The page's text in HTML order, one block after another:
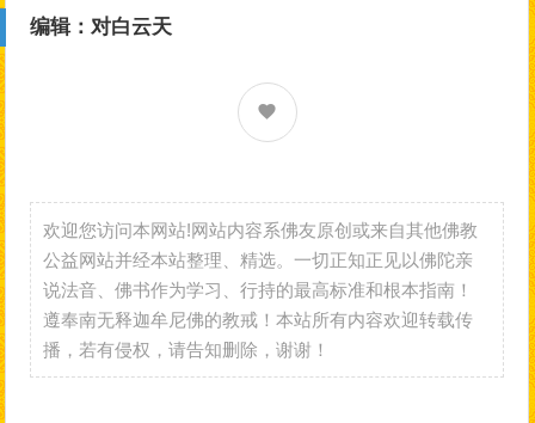
编辑：对白云天​​​​
欢迎您访问本网站!网站内容系佛友原创或来自其他佛教
公益网站并经本站整理、精选。一切正知正见以佛陀亲
说法音、佛书作为学习、行持的最高标准和根本指南！
遵奉南无释迦牟尼佛的教戒！本站所有内容欢迎转载传
播，若有侵权，请告知删除，谢谢！